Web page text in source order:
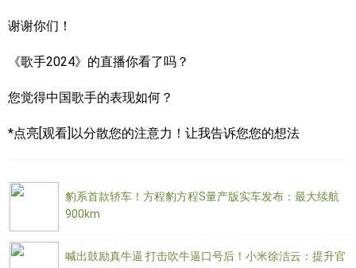
谢谢你们！
《歌手2024》的直播你看了吗？
您觉得中国歌手的表现如何？
*点亮[观看]以分散您的注意力！让我告诉您您的想法
豹系首款轿车！方程豹方程S量产版实车发布：最大续航
900km
喊出鼓励真牛逼 打击吹牛逼口号后！小米徐洁云：提升官